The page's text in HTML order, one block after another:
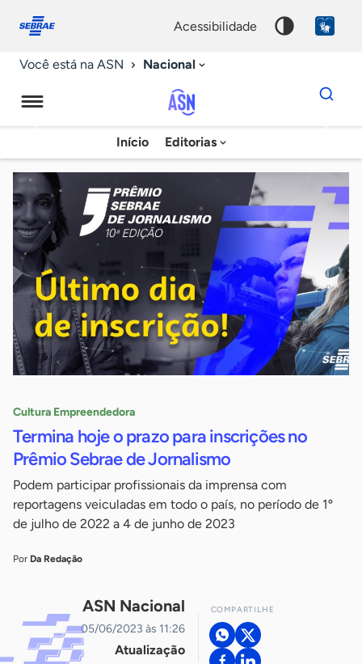
conosco
acessibilidade
Você está na ASN Nacional
Agência
Sebrae
Notícias
Início Editorias
Dados
para
chave
Cultura Empreendedora
Termina hoje o prazo para inscrições no
Prêmio Sebrae de Jornalismo
Podem participar profissionais da imprensa com
reportagens veiculadas em todo o país, no período de 1º
de julho de 2022 a 4 de junho de 2023
Por Da Redação
ASN Nacional
05/06/2023 às 11:26
Atualização
COMPARTILHE